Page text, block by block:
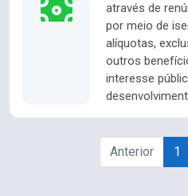
através de
por meio de
alíquotas,
outros
interesse
Anterior 1